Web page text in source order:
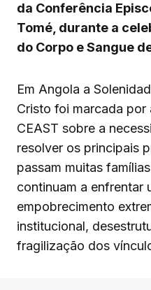
da Conferência
Tomé, durante a
do Corpo e Sangue
Em Angola a
Cristo foi marcada
CEAST sobre a
resolver os principais
passam muitas
continuam a enfrentar
empobrecimento
institucional,
fragilização dos